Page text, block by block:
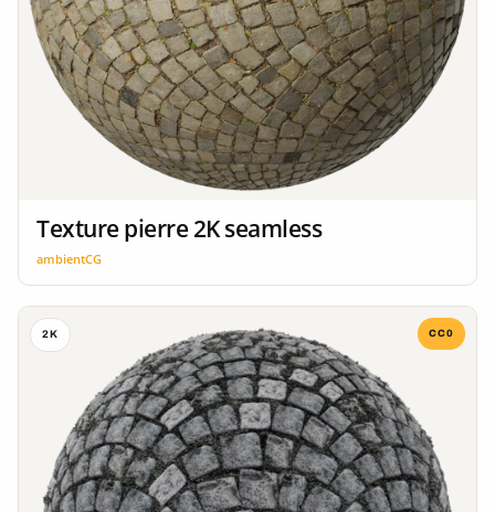
Texture pierre 2K seamless
ambientCG
2K CC0